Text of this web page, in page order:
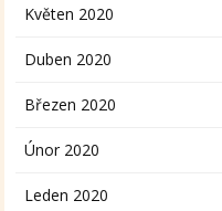
Květen 2020
Duben 2020
Březen 2020
Únor 2020
Leden 2020